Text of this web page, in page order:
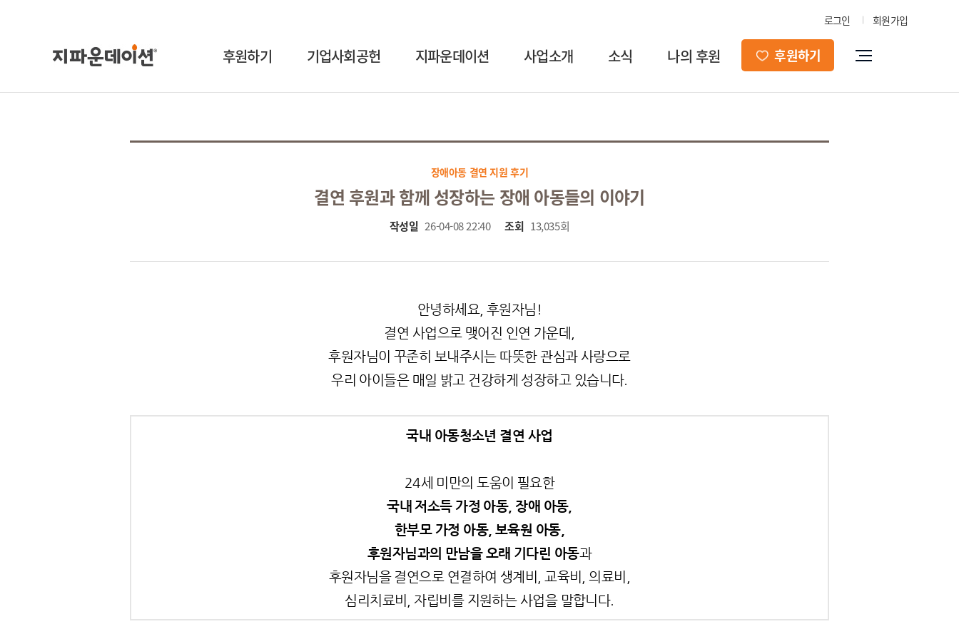
로그인 회원가입
후원하기 기업사회공헌 지파운데이션 사업소개 소식 나의 후원 후원하기
장애아동 결연 지원 후기
결연 후원과 함께 성장하는 장애 아동들의 이야기
작성일 26-04-08 22:40 조회 13,035회
안녕하세요 후원자님 !
결연 사업으로 맺어진 인연 가운데
후원자님이 꾸준히 보내주시는 따뜻한 관심과 사랑으로
우리 아이들은 매일 밝고 건강하게 성장하고 있습니다.
국내 아동청소년 결연 사업
24세 미만의 도움이 필요한
국내 저소득 가정 아동, 장애 아동,
한부모 가정 아동, 보육원 아동,
후원자님과의 만남을 오래 기다린 아동과
후원자님을 결연으로 연결하여 생계비
교육비 ,의료비
심리치료비
자립비를 지원하는 사업을 말합니다.